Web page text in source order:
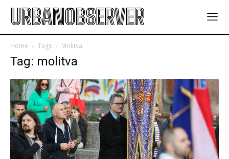
URBANOBSERVER
Home Tags Molitva
Tag: molitva